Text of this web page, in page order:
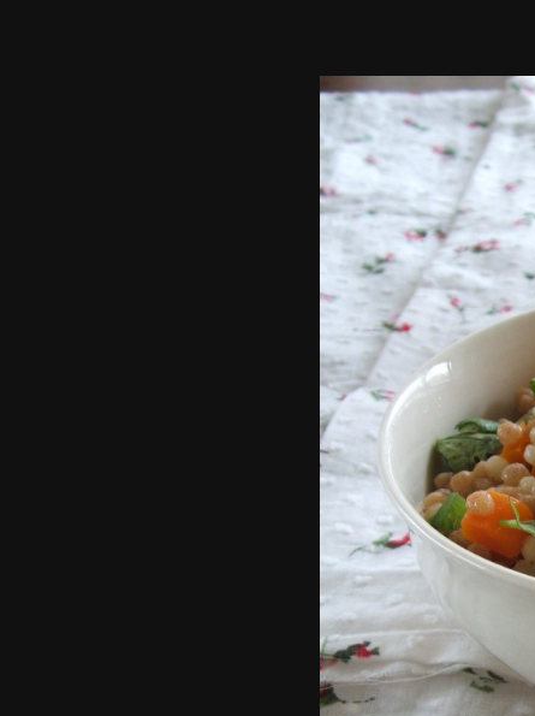
אריזה,
צילומי
וידאו,
פרסומות,
מדיה
דיגיטלית
ועוד.